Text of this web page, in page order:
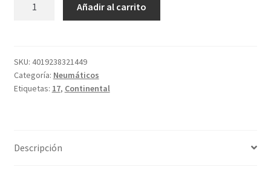
140/80
-
17
cantidad
Añadir al carrito
SKU: 4019238321449
Categoría: Neumáticos
Etiquetas: 17, Continental
Descripción